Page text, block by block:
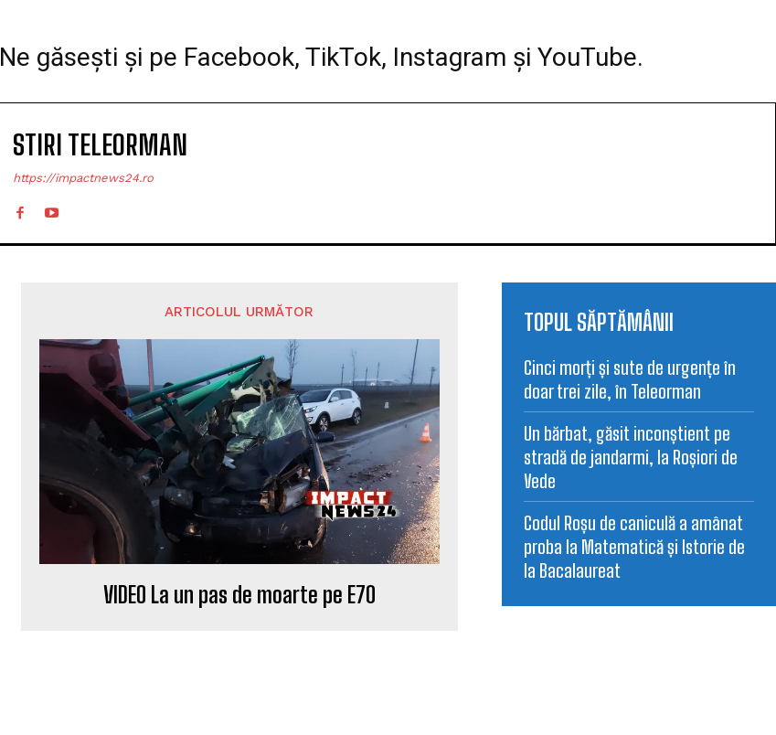
Ne găsești și pe Facebook, TikTok, Instagram și YouTube.
STIRI TELEORMAN
https://impactnews24.ro
ARTICOLUL URMĂTOR
VIDEO La un pas de moarte pe E70
TOPUL SĂPTĂMÂNII
Cinci morți și sute de urgențe în
doar trei zile, în Teleorman
Un bărbat, găsit inconștient pe
stradă de jandarmi, la Roșiori de
Vede
Codul Roșu de caniculă a amânat
proba la Matematică și Istorie de
la Bacalaureat